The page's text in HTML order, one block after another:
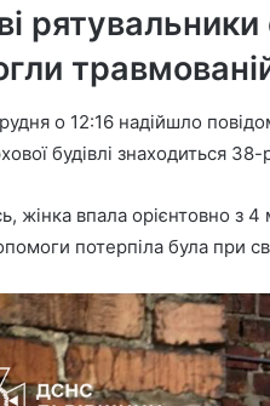
о 12:16 надійшло
будівлі знаходиться
жінка впала орієнтовно
потерпіла була при